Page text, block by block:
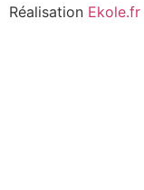
Réalisation Ekole.fr